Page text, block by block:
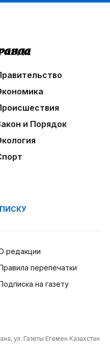
и Порядок
редакции
перепечатки
на газету
ул. Газеты Егемен Казахстан